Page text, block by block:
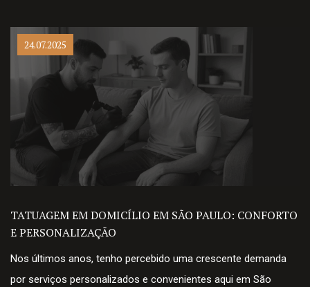
24.07.2025
TATUAGEM EM DOMICÍLIO EM SÃO PAULO: CONFORTO
E PERSONALIZAÇÃO
Nos últimos anos, tenho percebido uma crescente demanda
por serviços personalizados e convenientes aqui em São